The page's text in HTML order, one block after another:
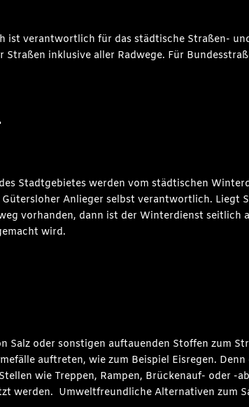
ist verantwortlich für das städtische Straßen-
inklusive aller Radwege. Für
Stadtgebietes werden vom städtischen
Anlieger selbst verantwortlich. Liegt
vorhanden, dann ist der Winterdienst seitlich
wird.
Salz oder sonstigen auftauenden Stoffen zum
auftreten, wie zum Beispiel Eisregen.
wie Treppen, Rampen, Brückenauf- oder -
werden. Umweltfreundliche Alternativen zum